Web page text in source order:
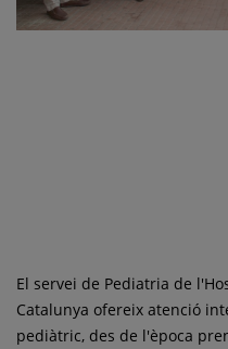
El servei de Pediatria de
Catalunya ofereix atenció
pediàtric, des de l'època